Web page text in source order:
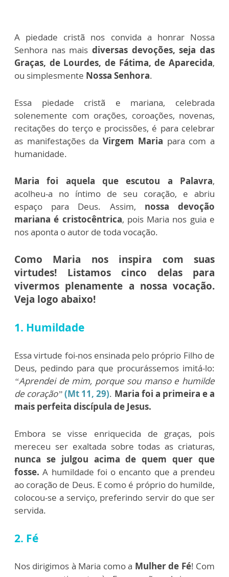
A piedade cristã nos convida a honrar Nossa
Senhora nas mais diversas devoções, seja das
Graças, de Lourdes, de Fátima, de Aparecida,
ou simplesmente Nossa Senhora.
Essa piedade cristã e mariana, celebrada
solenemente com orações, coroações, novenas,
recitações do terço e procissões, é para celebrar
as manifestações daVirgem Maria para com a
humanidade.
Maria foi aquela que escutou a Palavra,
acolheu-a no íntimo de seu coração, e abriu
espaço para Deus. Assim, nossa devoção
mariana é cristocêntrica, pois Maria nos guia e
nos aponta o autor de toda vocação.
Como Maria nos inspira com suas
virtudes! Listamos cinco delas para
vivermos plenamente a nossa vocação.
Veja logo abaixo!
1. Humildade
Essa virtude foi-nos ensinada pelo próprio Filho de
Deus, pedindo para que procurássemos imitá-lo:
“Aprendei de mim, porque sou manso e humilde
de coração”(Mt 11, 29). Maria foi a primeira e a
mais perfeita discípula de Jesus.
Embora se visse enriquecida de graças, pois
mereceu ser exaltada sobre todas as criaturas,
nunca se julgou acima de quem quer que
fosse.A humildade foi o encanto que a prendeu
ao coração de Deus. E como é próprio do humilde,
colocou-se a serviço, preferindo servir do que ser
servida.
2. Fé
Nos dirigimos à Maria como a Mulher de Fé! Com